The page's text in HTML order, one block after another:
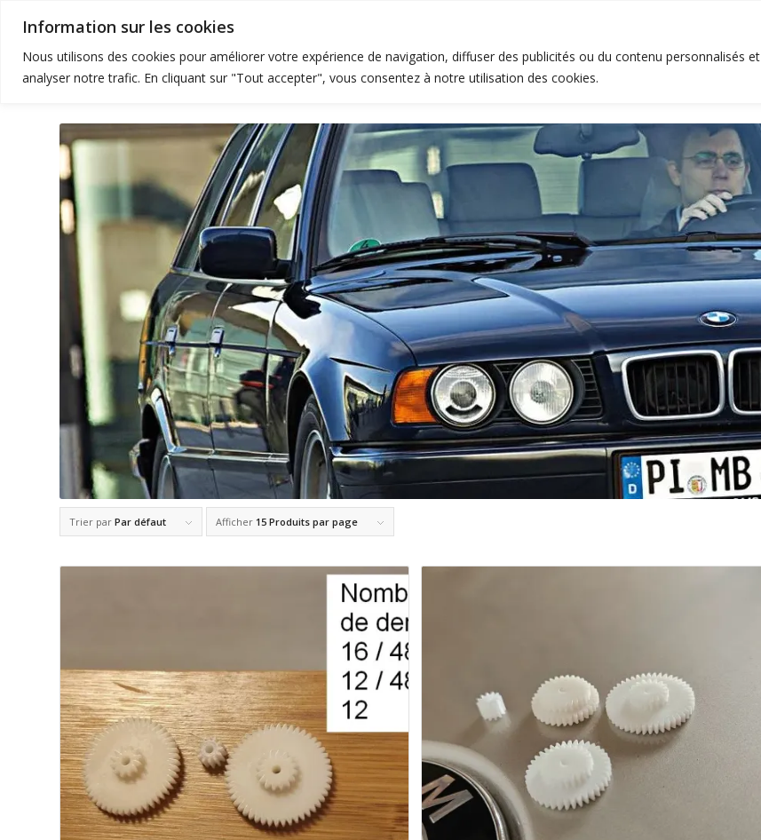
Information sur les cookies
Nous utilisons des cookies pour améliorer votre expérience de navigation, diffuser des publicités ou du contenu personnalisés et
analyser notre trafic. En cliquant sur "Tout accepter", vous consentez à notre utilisation des cookies.
Trier par Par défaut Afficher 15 Produits par page